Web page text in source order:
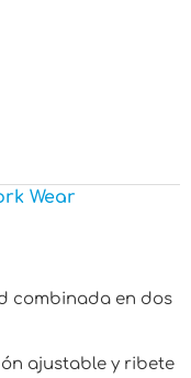
Wear
combinada en dos
ajustable y ribete